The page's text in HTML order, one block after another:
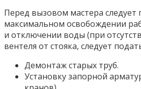
Перед вызовом мастера следует
максимальном освобождении
и отключении воды (при
вентеля от стояка, следует
Демонтаж старых труб.
Установку запорной